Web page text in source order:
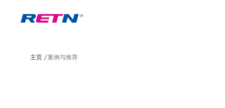
主页 案例与推荐